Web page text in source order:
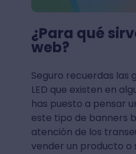
¿Para qué
web?
Seguro recuerdas las
LED que existen en
has puesto a pensar
este tipo de banners
atención de los
vender un producto o